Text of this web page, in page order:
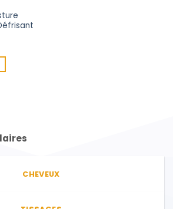
CHEVEUX